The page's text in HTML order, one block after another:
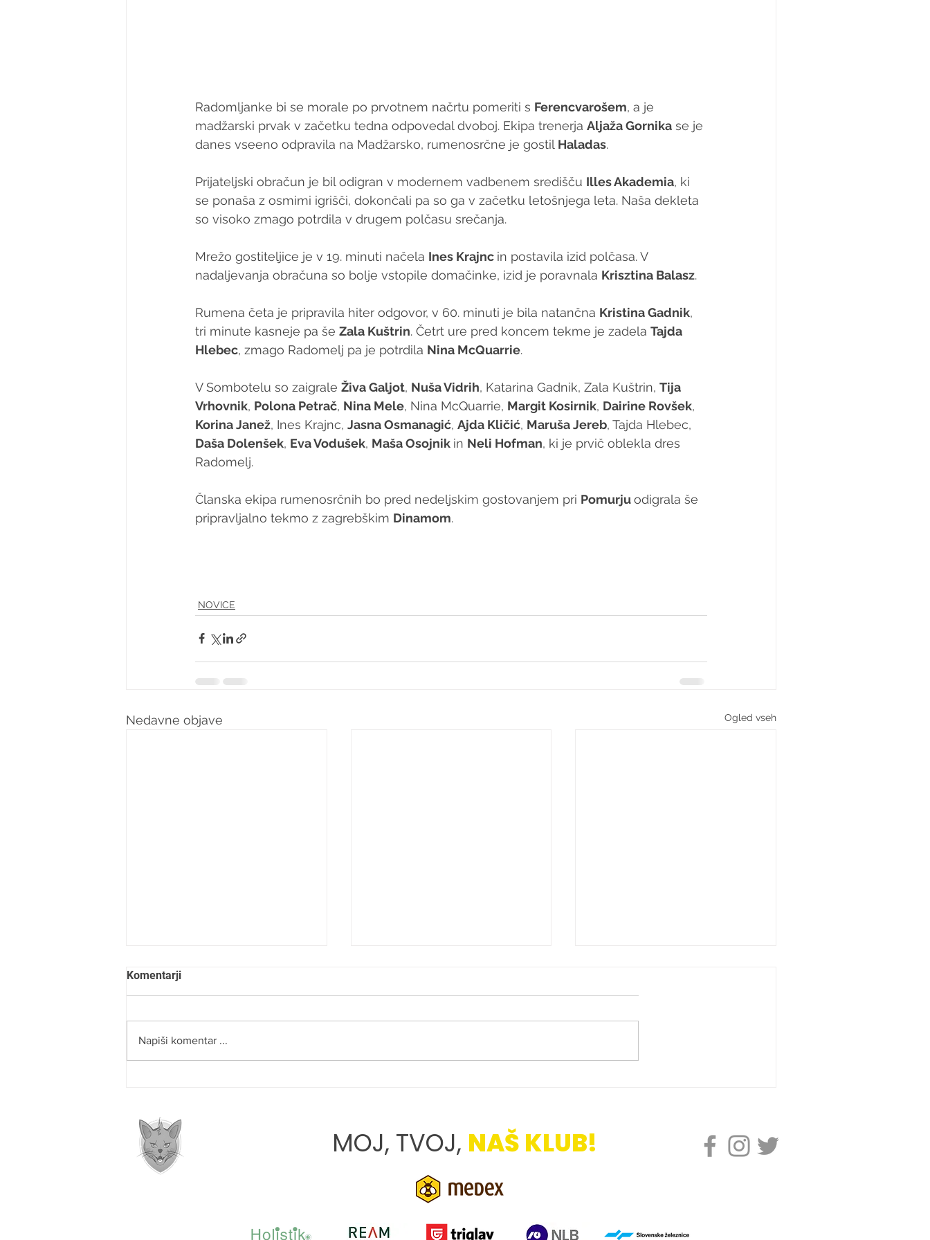
Radomljanke bi se morale po prvotnem načrtu pomeriti s Ferencvarošem, a je
madžarski prvak v začetku tedna odpovedal dvoboj. Ekipa trenerja Aljaža Gornika se je
danes vseeno odpravila na Madžarsko, rumenosrčne je gostil Haladas.
Prijateljski obračun je bil odigran v modernem vadbenem središču Illes Akademia, ki
se ponaša z osmimi igrišči, dokončali pa so ga v začetku letošnjega leta. Naša dekleta
so visoko zmago potrdila v drugem polčasu srečanja.
Mrežo gostiteljice je v 19. minuti načela Ines Krajnc in postavila izid polčasa. V
nadaljevanja obračuna so bolje vstopile domačinke, izid je poravnala Krisztina Balasz.
Rumena četa je pripravila hiter odgovor, v 60. minuti je bila natančna Kristina Gadnik,
tri minute kasneje pa še Zala Kuštrin. Četrt ure pred koncem tekme je zadela Tajda
Hlebec, zmago Radomelj pa je potrdila Nina McQuarrie.
V Sombotelu so zaigrale Živa Galjot, Nuša Vidrih, Katarina Gadnik, Zala Kuštrin, Tija
Vrhovnik, Polona Petrač, Nina Mele, Nina McQuarrie, Margit Kosirnik, Dairine Rovšek,
Korina Janež, Ines Krajnc, Jasna Osmanagić, Ajda Kličić, Maruša Jereb, Tajda Hlebec,
Daša Dolenšek, Eva Vodušek, Maša Osojnik in Neli Hofman, ki je prvič oblekla dres
Radomelj.
Članska ekipa rumenosrčnih bo pred nedeljskim gostovanjem pri Pomurju odigrala še
pripravljalno tekmo z zagrebškim Dinamom.
NOVICE
Nedavne objave Ogled vseh
Komentarji
Napiši komentar ...
MOJ, TVOJ, NAŠ KLUB!